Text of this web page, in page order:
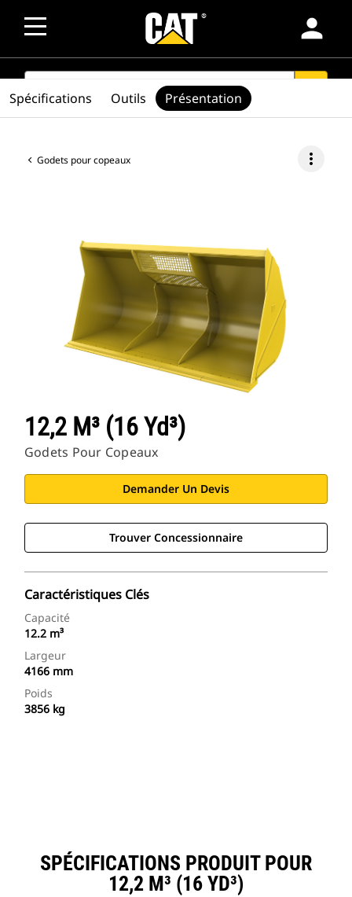
person
SEARCH
Godets pour copeaux more_vert
12,2 M³ (16 Yd³)
Godets Pour Copeaux
Demander Un Devis
Trouver Concessionnaire
Caractéristiques Clés
Capacité
12.2 m³
Largeur
4166 mm
Poids
3856 kg
Spécifications Outils Présentation
SPÉCIFICATIONS PRODUIT POUR
12,2 M³ (16 YD³)